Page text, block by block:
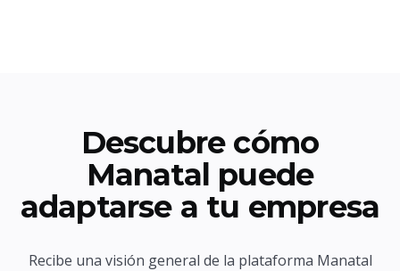
Descubre cómo
Manatal puede
adaptarse a tu empresa
Recibe una visión general de la plataforma Manatal